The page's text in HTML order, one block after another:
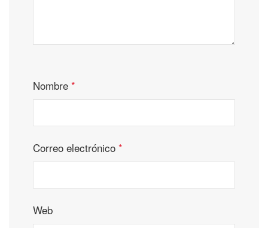
Nombre *
Correo electrónico *
Web